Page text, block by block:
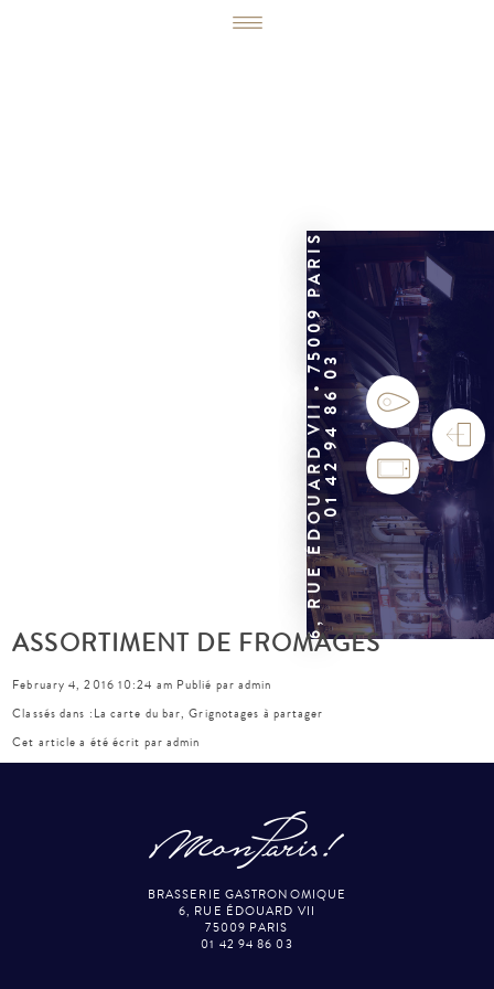
6, RUE ÉDOUARD VII • 75009 PARIS01 42 94 86 03
ASSORTIMENT DE FROMAGES
February 4, 2016 10:24 am Publié par admin
Classés dans : La carte du bar,Grignotages à partager
Cet article a été écrit par admin
BRASSERIE GASTRONOMIQUE
6, RUE ÉDOUARD VII
75009 PARIS
01 42 94 86 03